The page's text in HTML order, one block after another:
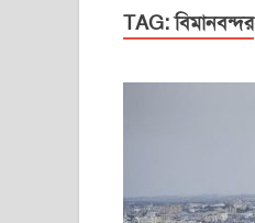
TAG:বিমানবন্দর